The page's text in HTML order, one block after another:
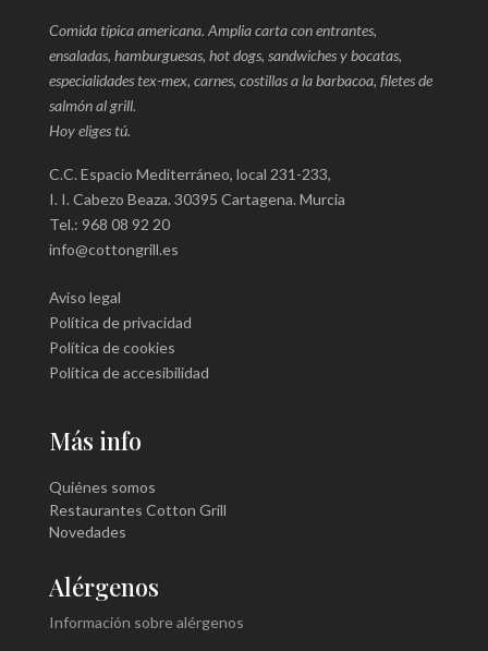
Comida típica americana. Amplia carta con entrantes,
ensaladas, hamburguesas, hot dogs, sandwiches y bocatas,
especialidades tex-mex, carnes, costillas a la barbacoa, filetes de
salmón al grill.
Hoy eliges tú.
C.C. Espacio Mediterráneo, local 231-233,
I. I. Cabezo Beaza. 30395 Cartagena. Murcia
Tel.: 968 08 92 20
info@cottongrill.es
Aviso legal
Política de privacidad
Política de cookies
Política de accesibilidad
Más info
Quiénes somos
Restaurantes Cotton Grill
Novedades
Alérgenos
Información sobre alérgenos